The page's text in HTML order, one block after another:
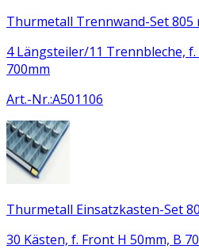
Thurmetall Trennwand-Set 805
4 Längsteiler/11 Trennbleche, f.
700mm
Art.-Nr.:A501106
Thurmetall Einsatzkasten-Set
30 Kästen, f. Front H 50mm, B